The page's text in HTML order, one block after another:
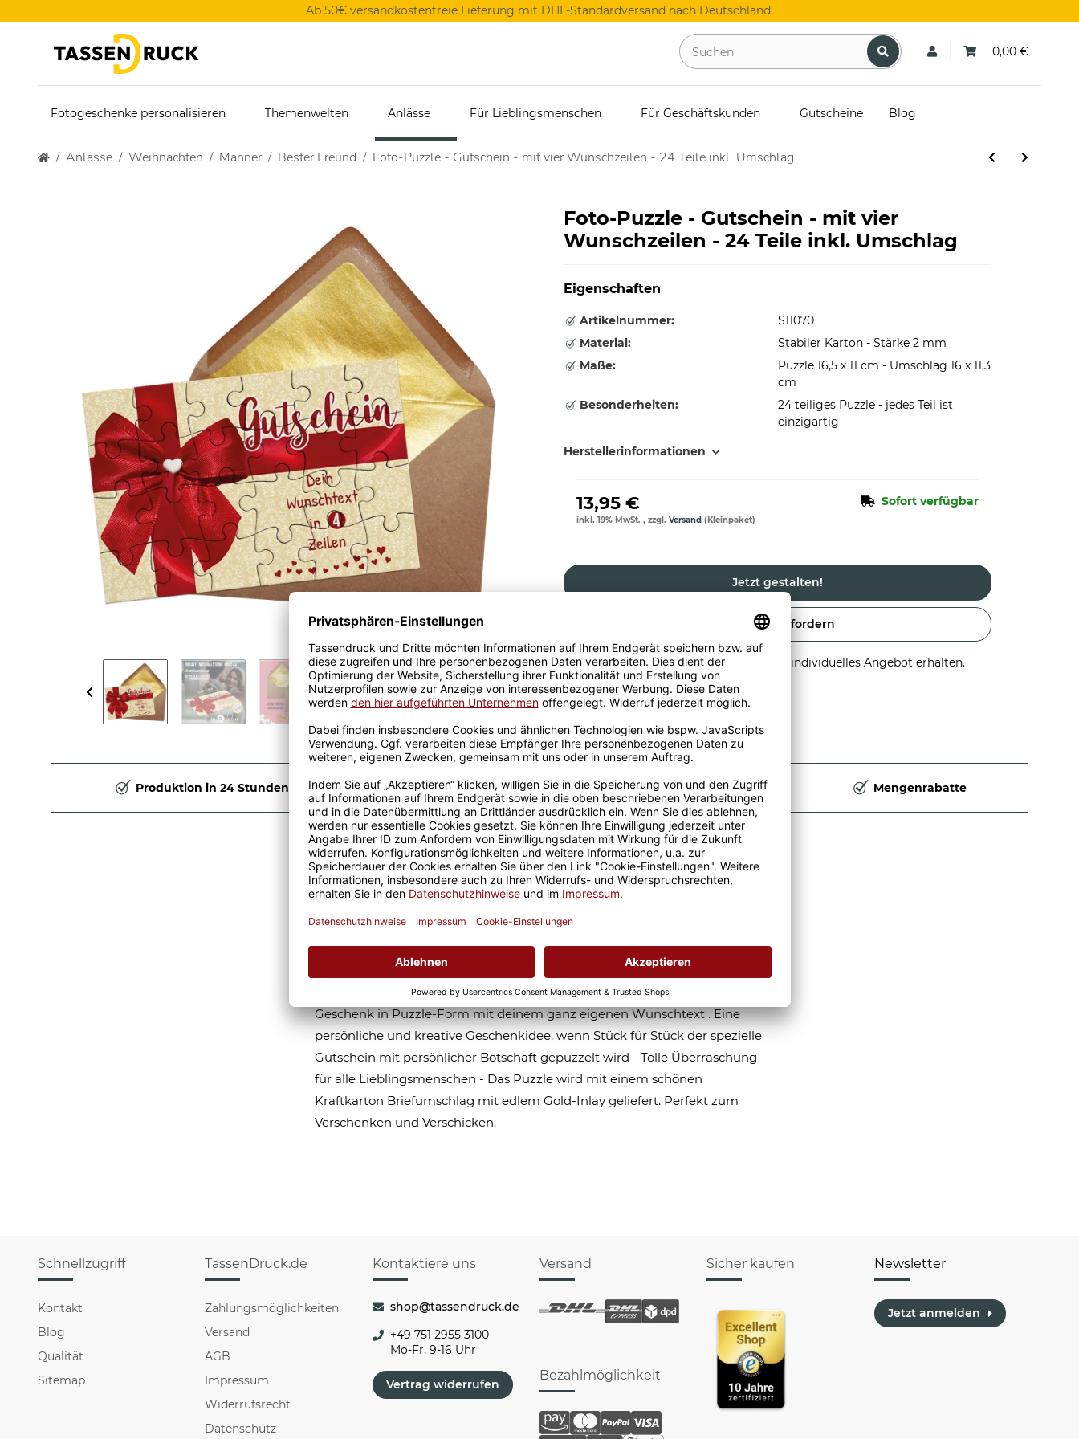
Ab 50€ versandkostenfreie Lieferung mit DHL-Standardversand nach Deutschland.
0,00 €
Fotogeschenke personalisieren Themenwelten Anlässe Für Lieblingsmenschen Für Geschäftskunden Gutscheine Blog
Anlässe Weihnachten Männer Bester Freund Foto-Puzzle - Gutschein - mit vier Wunschzeilen - 24 Teile inkl. Umschlag
Foto-Puzzle - Gutschein - mit vier
Wunschzeilen - 24 Teile inkl. Umschlag
Eigenschaften
Artikelnummer:
S11070
Material:
Stabiler Karton - Stärke 2 mm
Maße:
Puzzle 16,5 x 11 cm - Umschlag 16 x 11,3
cm
Besonderheiten:
24 teiliges Puzzle - jedes Teil ist
einzigartig
Herstellerinformationen
13,95 € Sofort verfügbar
inkl. 19% MwSt. , zzgl. Versand (Kleinpaket)
Jetzt gestalten!
Angebot anfordern
Größere Stückzahl? Anfrage stellen und individuelles Angebot erhalten.
Produktion in 24 Stunden Sicherer Kauf Auf Rechnung Produktion in Deutschland Mengenrabatte
Foto-Puzzle - Gutschein - mit vier
Wunschzeilen - 24 Teile inkl. Umschlag
Ein personalisiertes Puzzle als Gutschein aus 24 Teilen als persönliches
Geschenk zum Geburtstag, Valentinstag oder als Weihnachtsgeschenk.
Überrasche den Partner oder die Partnerin, deine Freundin, Schwester,
Eltern oder Großeltern und all deine Lieblingsmenschen. Das ideale
Geschenk in Puzzle-Form mit deinem ganz eigenen Wunschtext . Eine
persönliche und kreative Geschenkidee, wenn Stück für Stück der spezielle
Gutschein mit persönlicher Botschaft gepuzzelt wird - Tolle Überraschung
für alle Lieblingsmenschen - Das Puzzle wird mit einem schönen
Kraftkarton Briefumschlag mit edlem Gold-Inlay geliefert. Perfekt zum
Verschenken und Verschicken.
Schnellzugriff
Kontakt
Blog
Qualität
Sitemap
TassenDruck.de
Zahlungsmöglichkeiten
Versand
AGB
Impressum
Widerrufsrecht
Datenschutz
Kontaktiere uns
shop@tassendruck.de
+49 751 2955 3100
Mo-Fr, 9-16 Uhr
Vertrag widerrufen
Versand
Bezahlmöglichkeit
Sicher kaufen Newsletter
Jetzt anmelden